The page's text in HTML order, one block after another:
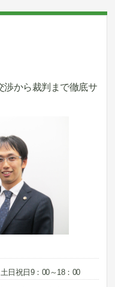
渉から裁判まで徹底サ
日祝日9：00～18：00